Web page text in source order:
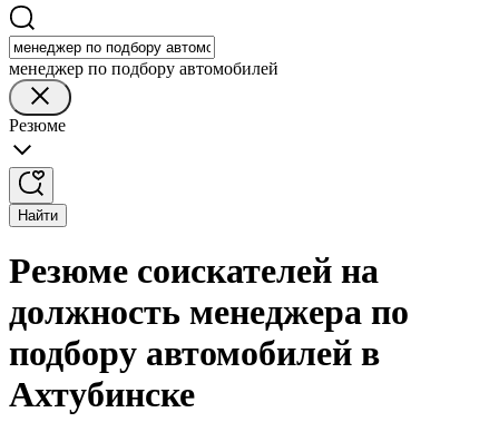
менеджер по подбору автомобилей
Резюме
Найти
Резюме соискателей на
должность менеджера по
подбору автомобилей в
Ахтубинске